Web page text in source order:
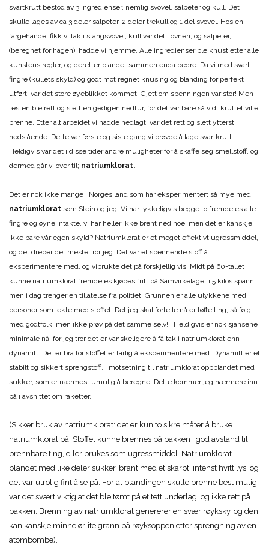
svartkrutt bestod av 3 ingredienser, nemlig svovel, salpeter og kull. Det
skulle lages av ca 3 deler salpeter, 2 deler trekull og 1 del svovel. Hos en
fargehandel fikk vi tak i stangsvovel, kull var det i ovnen, og salpeter,
(beregnet for hagen), hadde vi hjemme. Alle ingredienser ble knust etter alle
kunstens regler, og deretter blandet sammen enda bedre. Da vi med svart
fingre (kullets skyld) og godt mot regnet knusing og blanding for perfekt
utført, var det store øyeblikket kommet. Gjett om spenningen var stor! Men
testen ble rett og slett en gedigen nedtur, for det var bare så vidt kruttet ville
brenne. Etter alt arbeidet vi hadde nedlagt, var det rett og slett ytterst
nedslående. Dette var første og siste gang vi prøvde å lage svartkrutt.
Heldigvis var det i disse tider andre muligheter for å skaffe seg smellstoff, og
dermed går vi over til; natriumklorat.
Det er nok ikke mange i Norges land som har eksperimentert så mye med
natriumklorat som Stein og jeg. Vi har lykkeligvis begge to fremdeles alle
fingre og øyne intakte, vi har heller ikke brent ned noe, men det er kanskje
ikke bare vår egen skyld? Natriumklorat er et meget effektivt ugressmiddel,
og det dreper det meste tror jeg. Det var et spennende stoff å
eksperimentere med, og vibrukte det på forskjellig vis. Midt på 60-tallet
kunne natriumklorat fremdeles kjøpes fritt på Samvirkelaget i 5 kilos spann,
men i dag trenger en tillatelse fra politiet. Grunnen er alle ulykkene med
personer som lekte med stoffet. Det jeg skal fortelle nå er tøffe ting, så følg
med godtfolk, men ikke prøv på det samme selv!!! Heldigvis er nok sjansene
minimale nå, for jeg tror det er vanskeligere å få tak i natriumklorat enn
dynamitt. Det er bra for stoffet er farlig å eksperimentere med. Dynamitt er et
stabilt og sikkert sprengstoff, i motsetning til natriumklorat oppblandet med
sukker, som er nærmest umulig å beregne. Dette kommer jeg nærmere inn
på i avsnittet om raketter.
(Sikker bruk av natriumklorat: det er kun to sikre måter å bruke
natriumklorat på. Stoffet kunne brennes på bakken i god avstand til
brennbare ting, eller brukes som ugressmiddel. Natriumklorat
blandet med like deler sukker, brant med et skarpt, intenst hvitt lys, og
det var utrolig fint å se på. For at blandingen skulle brenne best mulig,
var det svært viktig at det ble tømt på et tett underlag, og ikke rett på
bakken. Brenning av natriumklorat genererer en svær røyksky, og den
kan kanskje minne ørlite grann på røyksoppen etter sprengning av en
atombombe).